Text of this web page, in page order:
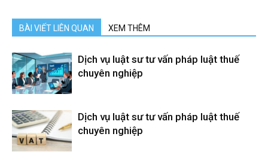
BÀI VIẾT LIÊN QUAN XEM THÊM
Dịch vụ luật sư tư vấn pháp luật thuế
chuyên nghiệp
Dịch vụ luật sư tư vấn pháp luật thuế
chuyên nghiệp